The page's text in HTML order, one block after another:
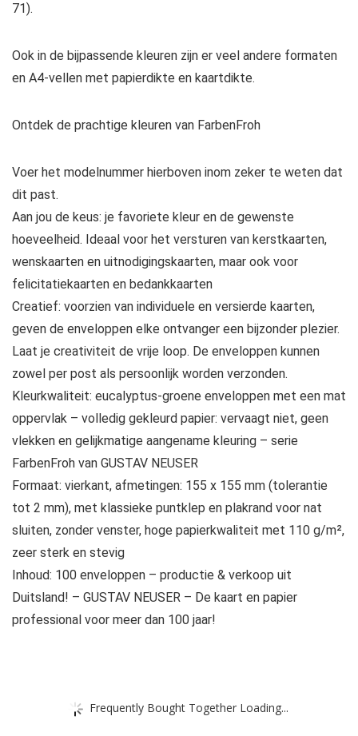
71).
Ook in de bijpassende kleuren zijn er veel andere formaten
en A4-vellen met papierdikte en kaartdikte.
Ontdek de prachtige kleuren van FarbenFroh
Voer het modelnummer hierboven inom zeker te weten dat
dit past.
Aan jou de keus: je favoriete kleur en de gewenste
hoeveelheid. Ideaal voor het versturen van kerstkaarten,
wenskaarten en uitnodigingskaarten, maar ook voor
felicitatiekaarten en bedankkaarten
Creatief: voorzien van individuele en versierde kaarten,
geven de enveloppen elke ontvanger een bijzonder plezier.
Laat je creativiteit de vrije loop. De enveloppen kunnen
zowel per post als persoonlijk worden verzonden.
Kleurkwaliteit: eucalyptus-groene enveloppen met een mat
oppervlak – volledig gekleurd papier: vervaagt niet, geen
vlekken en gelijkmatige aangename kleuring – serie
FarbenFroh van GUSTAV NEUSER
Formaat: vierkant, afmetingen: 155 x 155 mm (tolerantie
tot 2 mm), met klassieke puntklep en plakrand voor nat
sluiten, zonder venster, hoge papierkwaliteit met 110 g/m²,
zeer sterk en stevig
Inhoud: 100 enveloppen – productie & verkoop uit
Duitsland! – GUSTAV NEUSER – De kaart en papier
professional voor meer dan 100 jaar!
Frequently Bought Together Loading...